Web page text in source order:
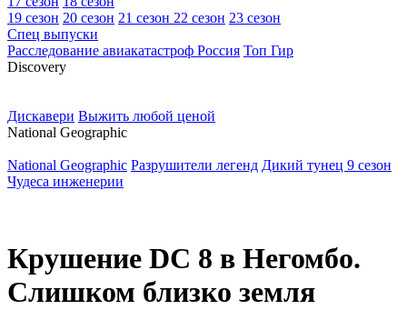
19 сезон 20 сезон 21 сезон 22 сезон 23 сезон
Спец выпуски
Расследование авиакатастроф Россия Топ Гир
Discovery
Дискавери Выжить любой ценой
National Geographic
National Geographic Разрушители легенд Дикий тунец 9 сезон
Чудеса инженерии
Крушение DC 8 в Негомбо.
Слишком близко земля